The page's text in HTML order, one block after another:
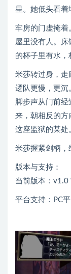
星。她低头看着
牢房的门虚掩着
屋里没有人。
的杯子里有水，
米莎转过身，走
逻队更慢，更沉
脚步声从门前
来，朝相反的方
这座监狱的某处
米莎握紧剑柄，
版本与支持：
当前版本：v1.0
平台支持：PC